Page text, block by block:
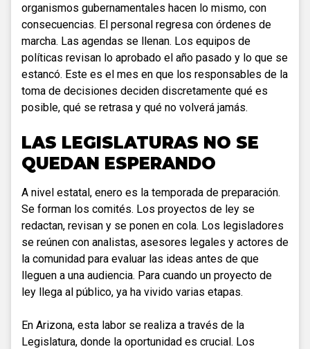
organismos gubernamentales hacen lo mismo, con
consecuencias. El personal regresa con órdenes de
marcha. Las agendas se llenan. Los equipos de
políticas revisan lo aprobado el año pasado y lo que se
estancó. Este es el mes en que los responsables de la
toma de decisiones deciden discretamente qué es
posible, qué se retrasa y qué no volverá jamás.
LAS LEGISLATURAS NO SE
QUEDAN ESPERANDO
A nivel estatal, enero es la temporada de preparación.
Se forman los comités. Los proyectos de ley se
redactan, revisan y se ponen en cola. Los legisladores
se reúnen con analistas, asesores legales y actores de
la comunidad para evaluar las ideas antes de que
lleguen a una audiencia. Para cuando un proyecto de
ley llega al público, ya ha vivido varias etapas.
En Arizona, esta labor se realiza a través de la
Legislatura, donde la oportunidad es crucial. Los